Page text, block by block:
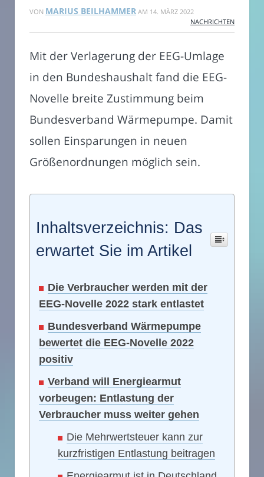
VON MARIUS BEILHAMMER AM 14. MÄRZ 2022
NACHRICHTEN
Mit der Verlagerung der EEG-Umlage
in den Bundeshaushalt fand die EEG-
Novelle breite Zustimmung beim
Bundesverband Wärmepumpe. Damit
sollen Einsparungen in neuen
Größenordnungen möglich sein.
Inhaltsverzeichnis: Das
erwartet Sie im Artikel
Die Verbraucher werden mit der
EEG-Novelle 2022 stark entlastet
Bundesverband Wärmepumpe
bewertet die EEG-Novelle 2022
positiv
Verband will Energiearmut
vorbeugen: Entlastung der
Verbraucher muss weiter gehen
Die Mehrwertsteuer kann zur
kurzfristigen Entlastung beitragen